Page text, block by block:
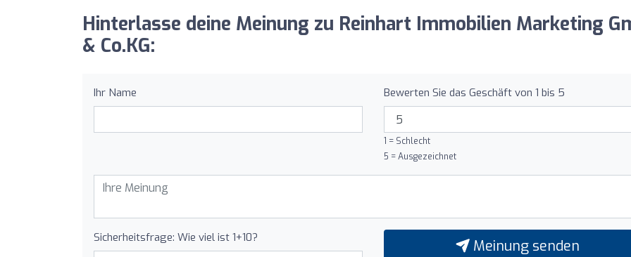
Hinterlasse deine Meinung zu Reinhart Immobilien Marketing
& Co.KG:
Ihr Name Bewerten Sie das Geschäft von 1 bis 5
1 = Schlecht
5 = Ausgezeichnet
Sicherheitsfrage: Wie viel ist 1+10? Meinung senden